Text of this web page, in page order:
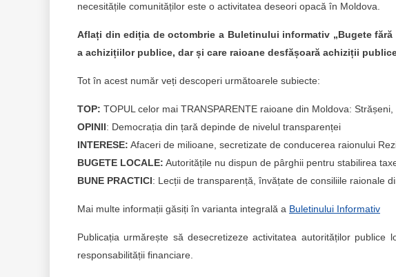
necesitățile comunităților este o activitatea deseori opacă în Moldova.
Aflați din ediția de octombrie a Buletinului informativ „Bugete
a achizițiilor publice, dar și care raioane desfășoară achiziții
Tot în acest număr veți descoperi următoarele subiecte:
TOP: TOPUL celor mai TRANSPARENTE raioane din Moldova:
OPINII: Democrația din țară depinde de nivelul transparenței
INTERESE: Afaceri de milioane, secretizate de conducerea raionului
BUGETE LOCALE: Autoritățile nu dispun de pârghii pentru stabilirea
BUNE PRACTICI: Lecții de transparență, învățate de consiliile raionale
Mai multe informații găsiți în varianta integrală a Buletinului Informativ
Publicația urmărește să desecretizeze activitatea autorităților
responsabilității financiare.